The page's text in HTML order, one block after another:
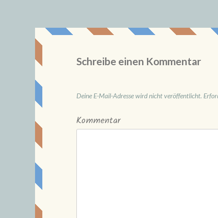
Schreibe einen Kommentar
Deine E-Mail-Adresse wird nicht veröffentlicht.
Kommentar